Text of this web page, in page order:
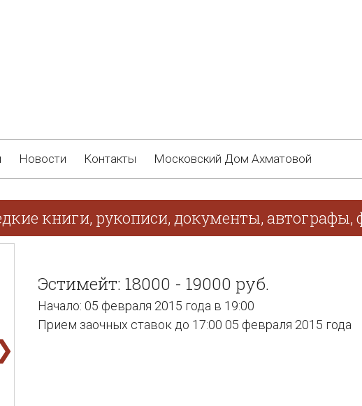
Новости Контакты Московский Дом Ахматовой
книги, рукописи, документы, автографы,
Эстимейт: 18000 - 19000 руб.
Начало: 05 февраля 2015 года в 19:00
Прием заочных ставок до 17:00 05 февраля 2015 года